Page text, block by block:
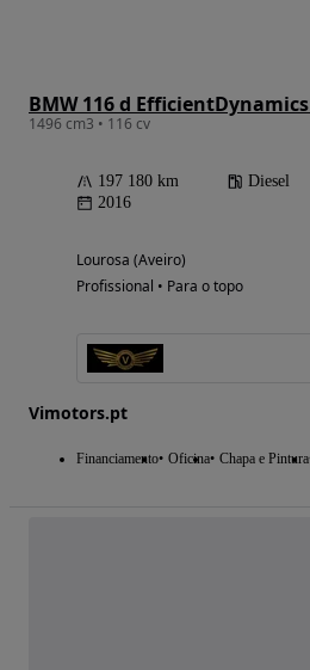
1496 cm3 • 116 cv
197 180 km Diesel
2016
Lourosa (Aveiro)
Profissional • Para o topo
Vimotors.pt
Financiamento Oficina Chapa e Pintura